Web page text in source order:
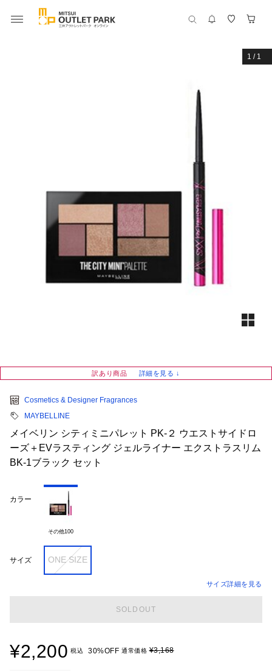
1 / 1
訳あり商品 詳細を見る ↓
Cosmetics & Designer Fragrances
MAYBELLINE
メイベリン シティミニパレット PK-２ ウエストサイドロ
ーズ＋EVラスティング ジェルライナー エクストラスリム
BK-1ブラック セット
カラー
その他100
サイズ ONE SIZE
サイズ詳細を見る
SOLDOUT
¥2,200 税込 30%OFF 通常価格¥3,168